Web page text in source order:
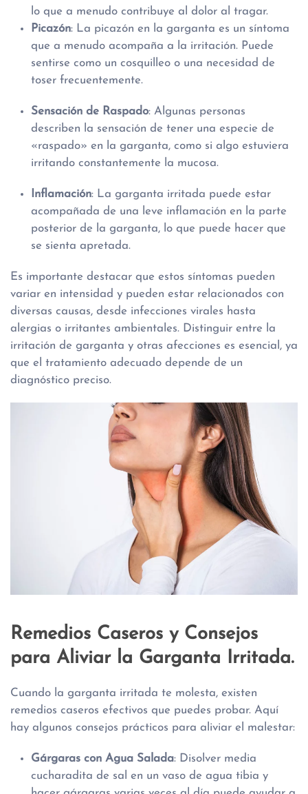
lo que a menudo contribuye al dolor al tragar.
Picazón: La picazón en la garganta es un síntoma
que a menudo acompaña a la irritación. Puede
sentirse como un cosquilleo o una necesidad de
toser frecuentemente.
Sensación de Raspado: Algunas personas
describen la sensación de tener una especie de
«raspado» en la garganta, como si algo estuviera
irritando constantemente la mucosa.
Inflamación: La garganta irritada puede estar
acompañada de una leve inflamación en la parte
posterior de la garganta, lo que puede hacer que
se sienta apretada.
Es importante destacar que estos síntomas pueden
variar en intensidad y pueden estar relacionados con
diversas causas, desde infecciones virales hasta
alergias o irritantes ambientales. Distinguir entre la
irritación de garganta y otras afecciones es esencial, ya
que el tratamiento adecuado depende de un
diagnóstico preciso.
Remedios Caseros y Consejos
para Aliviar la Garganta Irritada.
Cuando la garganta irritada te molesta, existen
remedios caseros efectivos que puedes probar. Aquí
hay algunos consejos prácticos para aliviar el malestar:
Gárgaras con Agua Salada: Disolver media
cucharadita de sal en un vaso de agua tibia y